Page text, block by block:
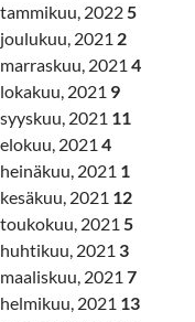
tammikuu, 20225
joulukuu, 2021 2
marraskuu, 2021 4
lokakuu, 2021 9
syyskuu, 2021 11
elokuu, 2021 4
heinäkuu, 2021 1
kesäkuu, 2021 12
toukokuu, 2021 5
huhtikuu, 2021 3
maaliskuu, 2021 7
helmikuu, 2021 13